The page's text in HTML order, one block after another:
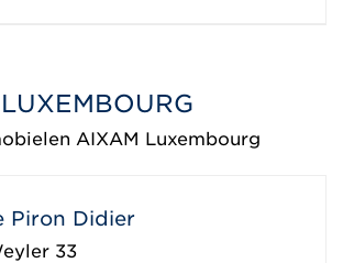
LUXEMBOURG
AIXAM Luxembourg
Piron Didier
33